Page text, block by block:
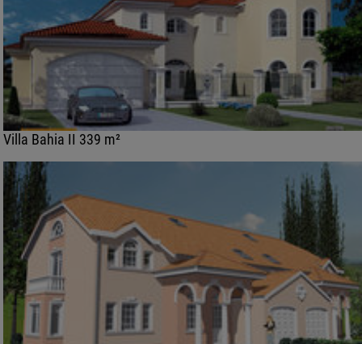
Villa Bahia II 339 m²